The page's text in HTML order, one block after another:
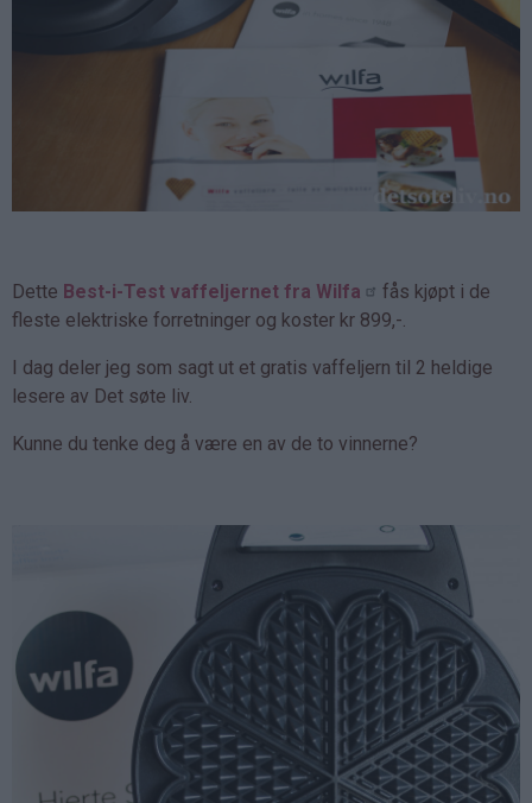
Dette Best-i-Test vaffeljernet fra Wilfa
fås kjøpt i de
fleste elektriske forretninger og koster kr 899,-.
I dag deler jeg som sagt ut et gratis vaffeljern til 2 heldige
lesere av Det søte liv.
Kunne du tenke deg å være en av de to vinnerne?